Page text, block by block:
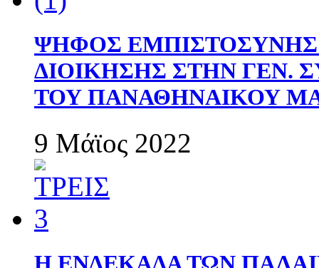
ΨΗΦΟΣ
ΔΙΟΙΚΗΣΗΣ ΣΤΗΝ ΓΕΝ.
ΤΟΥ ΠΑΝΑΘΗΝΑΙΚΟΥ
9 Μάϊος 2022
Η ΕΝΔΕΚΑΔΑ ΤΩΝ